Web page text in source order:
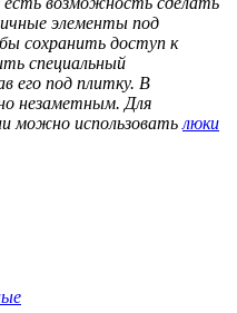
элементы под
сохранить доступ к
специальный
его под плитку. В
незаметным. Для
можно использовать люки